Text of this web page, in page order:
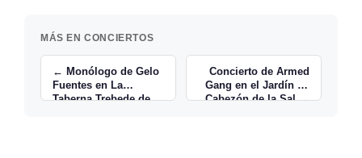
MÁS EN CONCIERTOS
← Monólogo de Gelo
Fuentes en La
Taberna Trebede de
Concierto de Armed
Gang en el Jardín de
Cabezón de la Sal →